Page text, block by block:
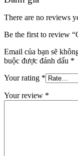
Đối Tác
There are no reviews
Be the first to review
Email của bạn sẽ
buộc được đánh dấu *
Your rating *
Your review *